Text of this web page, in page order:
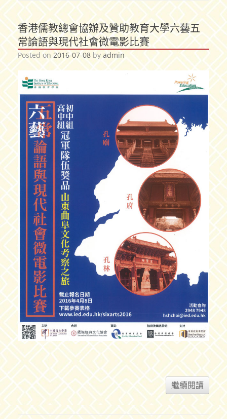
香港儒教總會協辦及贊助教育大學六藝五
常論語與現代社會微電影比賽
Posted on 2016-07-08 by admin
繼續閱讀